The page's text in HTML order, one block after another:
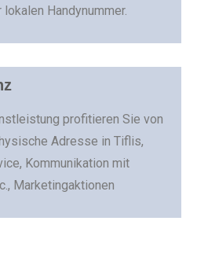
Handynummer.
profitieren Sie von
Adresse in Tiflis,
Kommunikation mit
Marketingaktionen